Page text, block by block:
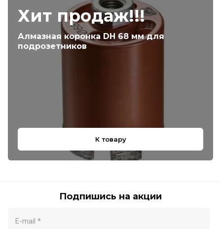
Хит продаж!!!
Алмазная коронка DH 68 мм для
подрозетников
К товару
Подпишись на акции